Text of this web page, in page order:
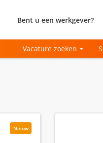
Bent u een werkgever?
Vacature zoeken
Nieuw